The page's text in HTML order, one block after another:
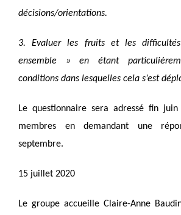
décisions/orientations.
3. Evaluer les fruits et les
ensemble » en étant
conditions dans lesquelles cela s’est
Le questionnaire sera adressé fin juin
membres en demandant une
septembre.
15 juillet 2020
Le groupe accueille Claire-Anne